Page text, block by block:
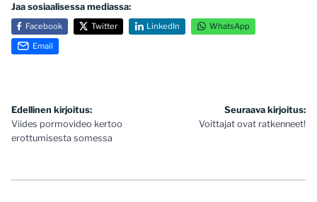
Jaa sosiaalisessa mediassa:
Facebook Twitter LinkedIn WhatsApp
Email
Artikkelien
selaus
Edellinen kirjoitus:
Viides pormovideo kertoo
erottumisesta somessa
Seuraava kirjoitus:
Voittajat ovat ratkenneet!